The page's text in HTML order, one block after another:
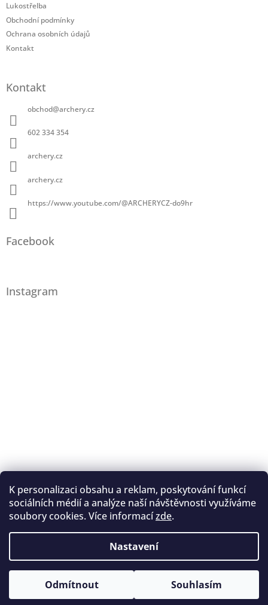
K personalizaci obsahu a reklam, poskytování funkcí
sociálních médií a analýze naší návštěvnosti využíváme
soubory cookies. Více informacízde.
Nastavení
Odmítnout Souhlasím
Lukostřelba
Obchodní podmínky
Ochrana osobních údajů
Kontakt
Kontakt
obchod@archery.cz
602 334 354
archery.cz
archery.cz
https://www.youtube.com/@ARCHERYCZ-do9hr
Facebook
Instagram
Sledovat na Instagramu
Registrace na lukostřelbu
I. Královský lukostřelecký klub
Český lukostřelecký svaz
Vytvořil ShoptetCopyright 2026
. Všechna práva vyhrazena.
Upravit nastavení cookies